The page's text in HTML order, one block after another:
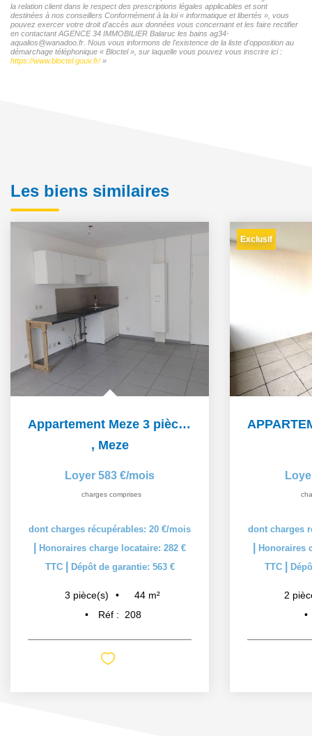
la relation client dans le respect des prescriptions légales applicables et sont
destinées à nos conseillers Conformément à la loi « informatique et libertés », vous
pouvez exercer votre droit d'accès aux données vous concernant et les faire rectifier
en contactant AGENCE 34 IMMOBILIER Balaruc les bains ag34-
aqualios@wanadoo.fr. Nous vous informons de l'existence de la liste d'opposition au
démarchage téléphonique « Bloctel », sur laquelle vous pouvez vous inscrire ici :
https://www.bloctel.gouv.fr/»
Les biens similaires
Appartement Meze 3 pièce(s) 44.11 m2
, Meze
Loyer 583 €/mois
charges comprises
dont charges récupérables: 20 €/mois
Honoraires charge locataire: 282 €
TTC
Dépôt de garantie: 563 €
3 pièce(s) 44 m²
Réf :
208
Exclusif
dont charges
Honoraires
TTC
2